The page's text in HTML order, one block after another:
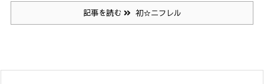
記事を読む 初☆ニフレル